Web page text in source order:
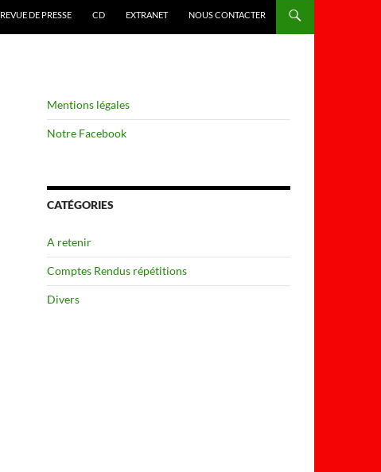
REVUE DE PRESSE CD EXTRANET NOUS CONTACTER
Mentions légales
Notre Facebook
CATÉGORIES
A retenir
Comptes Rendus répétitions
Divers